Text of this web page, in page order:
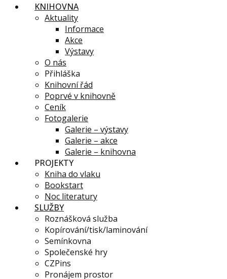
KNIHOVNA
Aktuality
Informace
Akce
Výstavy
O nás
Přihláška
Knihovní řád
Poprvé v knihovně
Ceník
Fotogalerie
Galerie – výstavy
Galerie – akce
Galerie – knihovna
PROJEKTY
Kniha do vlaku
Bookstart
Noc literatury
SLUŽBY
Roznášková služba
Kopírování/tisk/laminování
Semínkovna
Společenské hry
CZPins
Pronájem prostor